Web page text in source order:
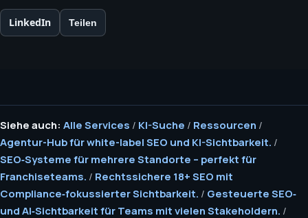
LinkedIn Teilen
Siehe auch: Alle Services / KI-Suche / Ressourcen /
Agentur-Hub für white-label SEO und KI-Sichtbarkeit. /
SEO‑Systeme für mehrere Standorte – perfekt für
Franchiseteams. / Rechtssichere 18+ SEO mit
Compliance‑fokussierter Sichtbarkeit. / Gesteuerte SEO‑
und AI‑Sichtbarkeit für Teams mit vielen Stakeholdern. /